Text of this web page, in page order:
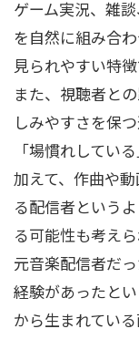
ゲーム実況、雑
を自然に組み合
見られやすい特徴
また、視聴者と
しみやすさを保
「場慣れしてい
加えて、作曲や
る配信者という
る可能性も考えら
元音楽配信者だ
経験があったと
から生まれている